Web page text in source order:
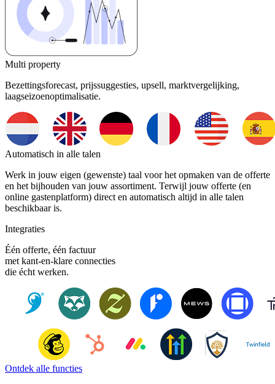
Multi property
Bezettingsforecast, prijssuggesties, upsell, marktvergelijking,
laagseizoenoptimalisatie.
Automatisch in alle talen
Werk in jouw eigen (gewenste) taal voor het opmaken van de offerte
en het bijhouden van jouw assortiment. Terwijl jouw offerte (en
online gastenplatform) direct en automatisch altijd in alle talen
beschikbaar is.
Integraties
Één offerte, één factuur
met kant-en-klare connecties
die écht werken.
Ontdek alle functies